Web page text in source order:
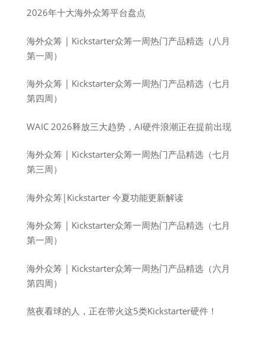
2026年十大海外众筹平台盘点
海外众筹 | Kickstarter众筹一周热门产品精选（八月
第一周）
海外众筹 | Kickstarter众筹一周热门产品精选（七月
第四周）
WAIC 2026释放三大趋势，AI硬件浪潮正在提前出现
海外众筹 | Kickstarter众筹一周热门产品精选（七月
第三周）
海外众筹|Kickstarter 今夏功能更新解读
海外众筹 | Kickstarter众筹一周热门产品精选（七月
第一周）
海外众筹 | Kickstarter众筹一周热门产品精选（六月
第四周）
熬夜看球的人，正在带火这5类Kickstarter硬件！